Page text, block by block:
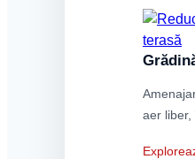
aer liber,